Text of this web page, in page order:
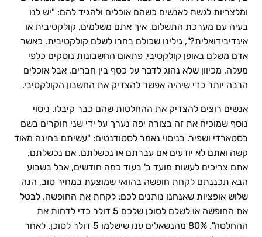
ומלצריות לגשת לאנשים כשהם אוכלים ולהגיד להם: "יש לנו
בעיה עם מערכת התשלום, איך אתם משלמים, קולקטיבית או
אינדיבידואלית?", גילינו שכולם בחרו לשלם קולקטיבית. כאשר
אדם משלם באופן קולקטיבי, פתאום החשבונות נוסקים כלפי
מעלה, מכיוון שלא נהוג לדבר על כסף בין חברים, אבל אוכלים
הרבה יותר כדי שיהיה אפשר להצדיק את החשבון הקולקטיבי.
אנשים רוצים להצדיק את ההחלטות שהם כבר קיבלו. ניסוי
נוסף שמוכיח את זה בצורה יפה נערך על ידי שני חוקרים בשם
בסטארדי ושפיר. בניסוי נאמר לסטודנטים: "עשיתם בחינה מאוד
קשה ואתם לא יודעים אם עברתם או נכשלתם. אם נכשלתם,
אתם צריכים לעשות מועד ב' בעוד כמה חודשים, אבל בשבוע
הבא תכננתם לקחת חופשה בהוואי שמוצעת במחיר טוב, הנה
שלוש אופציות שאנחנו נותנים לכם: לקחת את החופשה, לבטל
את החופשה או לשלם לסוכן שלכם 5 דולר כדי לדחות את
ההחלטה". 80% מהנשאלים ענו שישלמו 5 דולר לסוכן. לאחר